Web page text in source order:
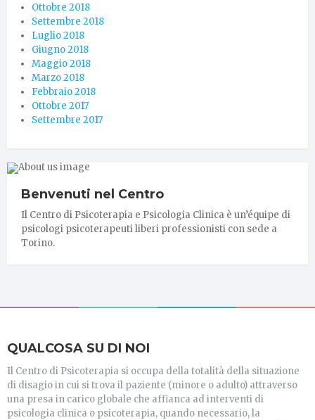
Ottobre 2018
Settembre 2018
Luglio 2018
Giugno 2018
Maggio 2018
Marzo 2018
Febbraio 2018
Ottobre 2017
Settembre 2017
Benvenuti nel Centro
Il Centro di Psicoterapia e Psicologia Clinica è un’équipe di
psicologi psicoterapeuti liberi professionisti con sede a
Torino.
QUALCOSA SU DI NOI
Il Centro di Psicoterapia si occupa della totalità della situazione
di disagio in cui si trova il paziente (minore o adulto) attraverso
una presa in carico globale che affianca ad interventi di
psicologia clinica o psicoterapia, quando necessario, la